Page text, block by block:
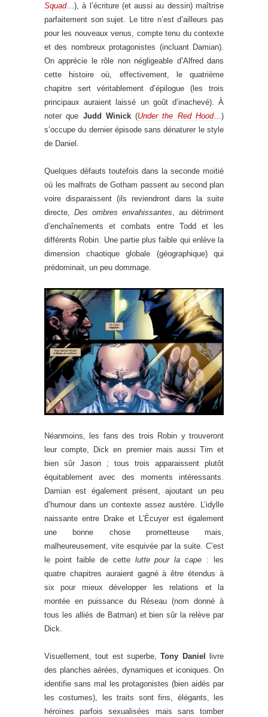
Squad…), à l’écriture (et aussi au dessin) maîtrise
parfaitement son sujet. Le titre n’est d’ailleurs pas
pour les nouveaux venus, compte tenu du contexte
et des nombreux protagonistes (incluant Damian).
On apprécie le rôle non négligeable d’Alfred dans
cette histoire où, effectivement, le quatrième
chapitre sert véritablement d’épilogue (les trois
principaux auraient laissé un goût d’inachevé). À
noter que Judd Winick(Under the Red Hood…)
s’occupe du dernier épisode sans dénaturer le style
de Daniel.
Quelques défauts toutefois dans la seconde moitié
où les malfrats de Gotham passent au second plan
voire disparaissent (ils reviendront dans la suite
directe, Des ombres envahissantes , au détriment
d’enchaînements et combats entre Todd et les
différents Robin. Une partie plus faible qui enlève la
dimension chaotique globale (géographique) qui
prédominait, un peu dommage.
Néanmoins, les fans des trois Robin y trouveront
leur compte, Dick en premier mais aussi Tim et
bien sûr Jason ; tous trois apparaissent plutôt
équitablement avec des moments intéressants.
Damian est également présent, ajoutant un peu
d’humour dans un contexte assez austère. L’idylle
naissante entre Drake et L’Écuyer est également
une bonne chose prometteuse mais,
malheureusement, vite esquivée par la suite. C’est
le point faible de cette lutte pour la cape : les
quatre chapitres auraient gagné à être étendus à
six pour mieux développer les relations et la
montée en puissance du Réseau (nom donné à
tous les alliés de Batman) et bien sûr la relève par
Dick.
Visuellement, tout est superbe,Tony Daniel
livre
des planches aérées, dynamiques et iconiques. On
identifie sans mal les protagonistes (bien aidés par
les costumes), les traits sont fins, élégants, les
héroïnes parfois sexualisées mais sans tomber